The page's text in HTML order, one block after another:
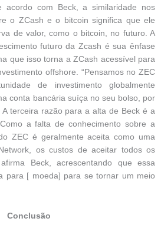
acordo com Beck, a similaridade nos
o ZCash e o bitcoin significa que ele
de valor, como o bitcoin, no futuro. A
futuro da Zcash é sua ênfase
que isso torna a ZCash acessível para
offshore. “Pensamos no ZEC
de investimento globalmente
conta bancária suíça no seu bolso, por
A terceira razão para a alta de Beck é a
a falta de conhecimento sobre a
ZEC é geralmente aceita como uma
os custos de aceitar todos os
Beck, acrescentando que essa
para [ moeda] para se tornar um meio
Conclusão